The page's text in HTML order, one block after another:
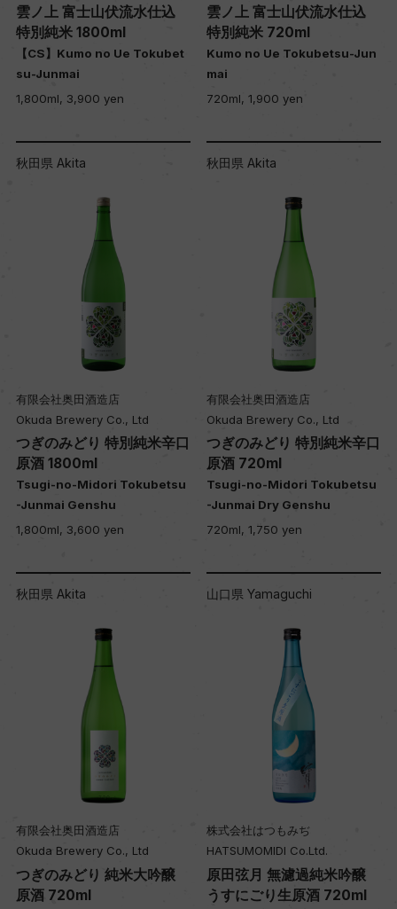
雲ノ上 富士山伏流水仕込
特別純米 1800ml
【CS】Kumo no Ue Tokubet
su-Junmai
1,800ml, 3,900 yen
雲ノ上 富士山伏流水仕込
特別純米 720ml
Kumo no Ue Tokubetsu-Jun
mai
720ml, 1,900 yen
秋田県 Akita
有限会社奥田酒造店
Okuda Brewery Co., Ltd
つぎのみどり 特別純米辛口
原酒 1800ml
Tsugi-no-Midori Tokubetsu
-Junmai Genshu
1,800ml, 3,600 yen
秋田県 Akita
有限会社奥田酒造店
Okuda Brewery Co., Ltd
つぎのみどり 特別純米辛口
原酒 720ml
Tsugi-no-Midori Tokubetsu
-Junmai Dry Genshu
720ml, 1,750 yen
秋田県 Akita
有限会社奥田酒造店
Okuda Brewery Co., Ltd
つぎのみどり 純米大吟醸
原酒 720ml
山口県 Yamaguchi
株式会社はつもみぢ
HATSUMOMIDI Co.Ltd.
原田弦月 無濾過純米吟醸
うすにごり生原酒 720ml